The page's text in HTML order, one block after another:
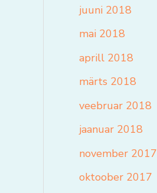
juuni 2018
mai 2018
aprill 2018
märts 2018
veebruar 2018
jaanuar 2018
november 2017
oktoober 2017